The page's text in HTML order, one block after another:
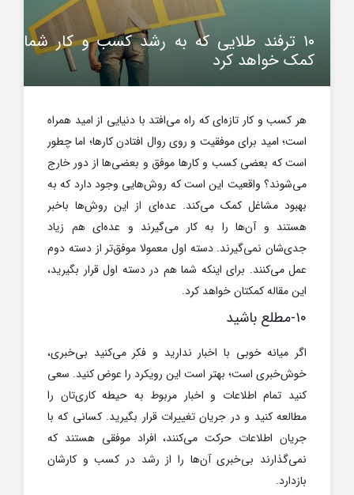
۱۰ ترفند طلایی که به رشد کسب و کار شما
کمک خواهد کرد
هر کسب و کار تازه‌ای که راه می‌افتد با دنیایی از امید همراه
است؛ امید برای موفقیت و روی روال افتادن کارها؛ اما چطور
است که بعضی کسب و کارها موفق و بعضی‌ها از دور خارج
می‌شوند؟ واقعیت این است که روش‌هایی وجود دارد که به
بهبود مشاغل کمک می‌کند. عده‌ای از این روش‌ها باخبر
هستند و آن‌ها را به کار می‌گیرند و عده‌ای هم زیاد
جدی‌شان نمی‌گیرند. دسته اول معمولا موفق‌تر از دسته دوم
عمل می‌کنند. برای اینکه شما هم در دسته اول قرار بگیرید،
این مقاله کمکتان خواهد کرد.
۱۰-مطلع باشید
اگر میانه خوبی با اخبار ندارید و فکر می‌کنید بی‌خبری،
خوش‌خبری است؛ بهتر است این رویکرد را عوض کنید. سعی
کنید تمام اطلاعات و اخبار مربوط به حیطه کاری‌تان را
مطالعه کنید و در جریان تغییرات قرار بگیرید. کسانی که با
جریان اطلاعات حرکت می‌کنند، افراد موفقی هستند که
نمی‌گذارند بی‌خبری آن‌ها را از رشد در کسب و کارشان
بازدارد.